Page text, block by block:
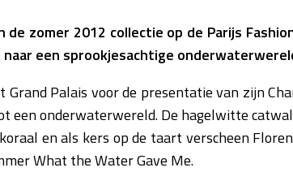
zomer 2012 collectie op de Parijs
een sprookjesachtige
Grand Palais voor de presentatie van zijn
een onderwaterwereld. De hagelwitte
en als kers op de taart verscheen
What the Water Gave Me.